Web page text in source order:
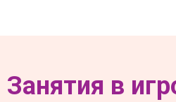
Занятия в